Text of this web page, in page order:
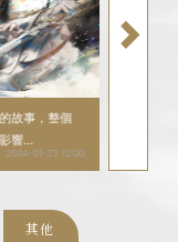
故事，整個
響...
2024-01-23 12:00
其他